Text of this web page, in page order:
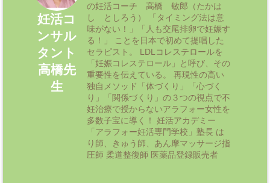
妊活コ
ンサル
タント
高橋先
生
の妊活コーチ 高橋 敏郎（たかは
し としろう） 「タイミング法は意
味がない！」「人も交尾排卵で妊娠す
る！」 ことを日本で初めて提唱した
セラピスト。 LDLコレステロールを
「妊娠コレステロール」と呼び、その
重要性を伝えている。 再現性の高い
独自メソッド「体づくり」「心づく
り」「関係づくり」の３つの視点で不
妊治療で授からないアラフォー女性を
多数子宝に導く！ 妊活アカデミー
「アラフォー妊活専門学校」塾長 は
り師、きゅう師、あん摩マッサージ指
圧師 柔道整復師 医薬品登録販売者